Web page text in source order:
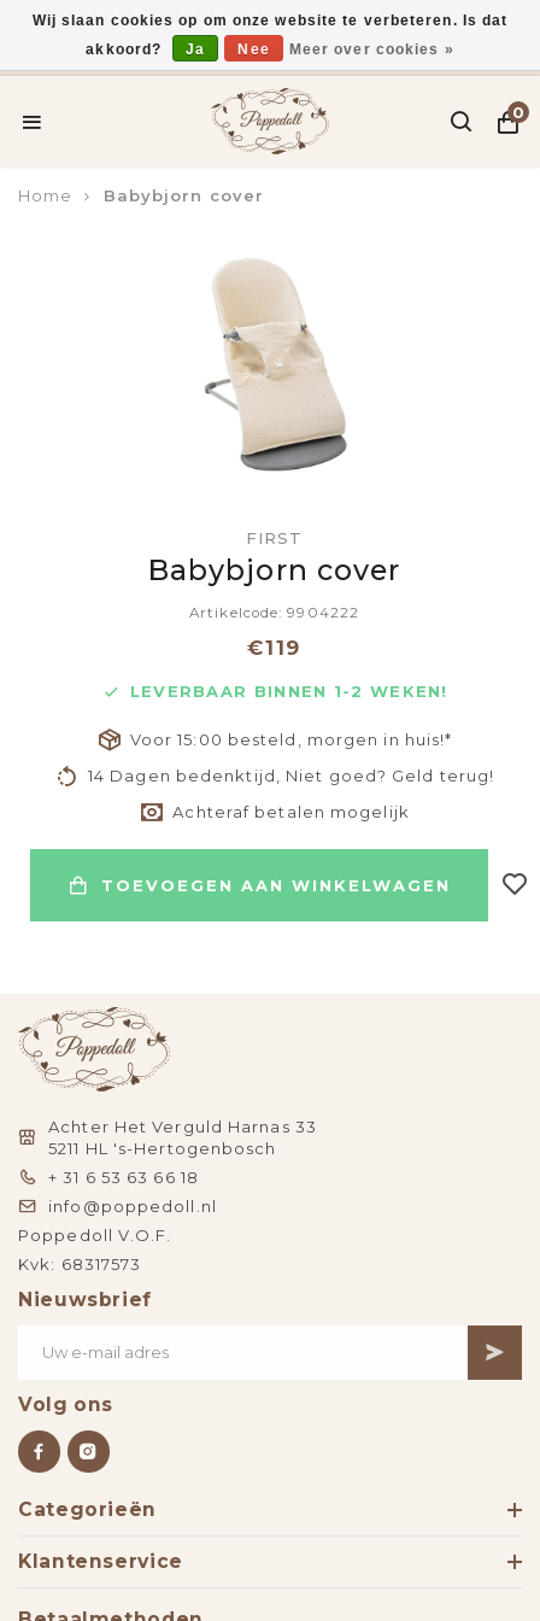
Voor 15:00 uur besteld, vandaag verzonden*
0
Home Babybjorn cover
FIRST
Babybjorn cover
Artikelcode: 9904222
€119
LEVERBAAR BINNEN 1-2 WEKEN!
Voor 15:00 besteld, morgen in huis!*
14 Dagen bedenktijd, Niet goed? Geld terug!
Achteraf betalen mogelijk
TOEVOEGEN AAN WINKELWAGEN
Achter Het Verguld Harnas 33
5211 HL 's-Hertogenbosch
+ 31 6 53 63 66 18
info@poppedoll.nl
Poppedoll V.O.F.
Kvk: 68317573
Nieuwsbrief
Volg ons
Categorieën
Klantenservice
Wij slaan cookies op om onze website te verbeteren. Is dat
akkoord?
Ja Nee Meer over cookies »